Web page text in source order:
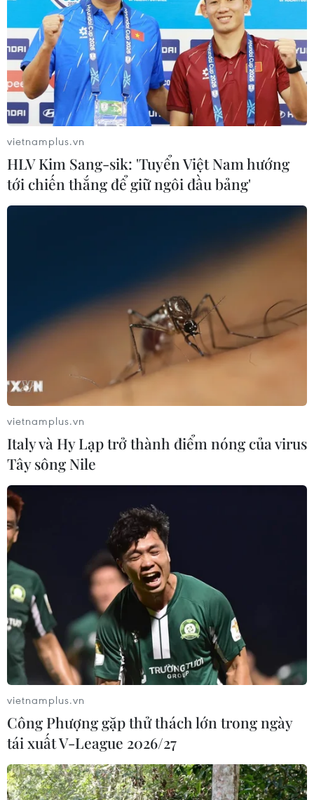
Cứu nạn kịp thời hai thuyền viên bị rơi
Đồn Biên phòng Cái Đôi Vàm thuộc Bộ Chỉ huy Bộ đội
Biên phòng Cà Mau đã cứu vớt an toàn hai thuyền viên
bị rơi xuống biển, đồng thời trục vớt thành công một tàu
đánh cá bị sóng đánh chìm.
vietnamplus.vn
HLV Kim Sang-sik: 'Tuyển Việt Nam hướng
tới chiến thắng để giữ ngôi đầu bảng'
vietnamplus.vn
Italy và Hy Lạp trở thành điểm nóng của virus
Tây sông Nile
vietnamplus.vn
Công Phượng gặp thử thách lớn trong ngày
tái xuất V-League 2026/27